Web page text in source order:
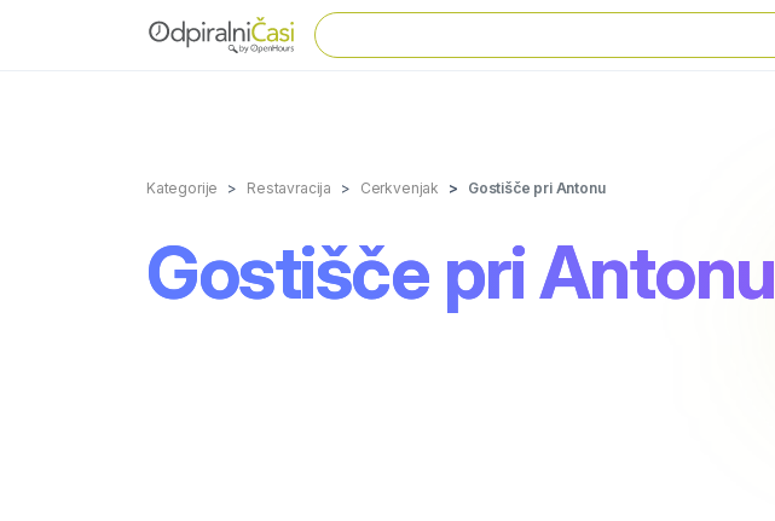
Kategorije Restavracija Cerkvenjak Gostišče pri Antonu
Gostišče pri Antonu